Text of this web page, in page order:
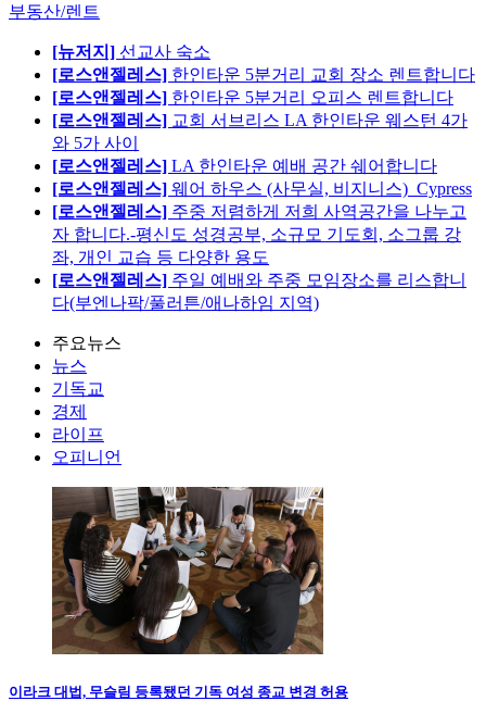
부동산/렌트
[뉴저지] 선교사 숙소
[로스앤젤레스] 한인타운 5분거리 교회 장소 렌트합니다
[로스앤젤레스] 한인타운 5분거리 오피스 렌트합니다
[로스앤젤레스] 교회 서브리스 LA 한인타운 웨스턴 4가
와 5가 사이
[로스앤젤레스] LA 한인타운 예배 공간 쉐어합니다
[로스앤젤레스] 웨어 하우스 (사무실, 비지니스)_Cypress
[로스앤젤레스] 주중 저렴하게 저희 사역공간을 나누고
자 합니다.-평신도 성경공부, 소규모 기도회, 소그룹 강
좌, 개인 교습 등 다양한 용도
[로스앤젤레스] 주일 예배와 주중 모임장소를 리스합니
다(부엔나팍/풀러튼/애나하임 지역)
주요뉴스
뉴스
기독교
경제
라이프
오피니언
이라크 대법, 무슬림 등록됐던 기독 여성 종교 변경 허용